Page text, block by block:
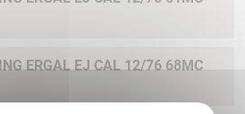
ERGAL EJ CAL 12/76 68MC